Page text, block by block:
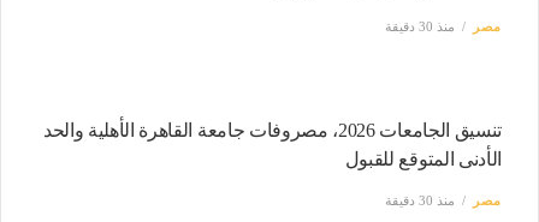
مصر منذ 30 دقيقة
تنسيق الجامعات 2026، مصروفات جامعة القاهرة الأهلية والحد
الأدنى المتوقع للقبول
مصر منذ 30 دقيقة